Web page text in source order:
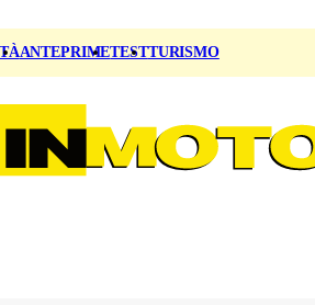
ANTEPRIMETESTTURISMO